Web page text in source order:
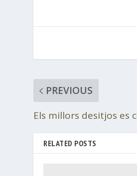
PREVIOUS
Els millors desitjos es
RELATED POSTS